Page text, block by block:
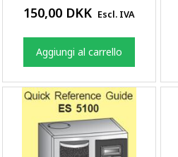
150,00 DKK Escl. IVA
Aggiungi al carrello